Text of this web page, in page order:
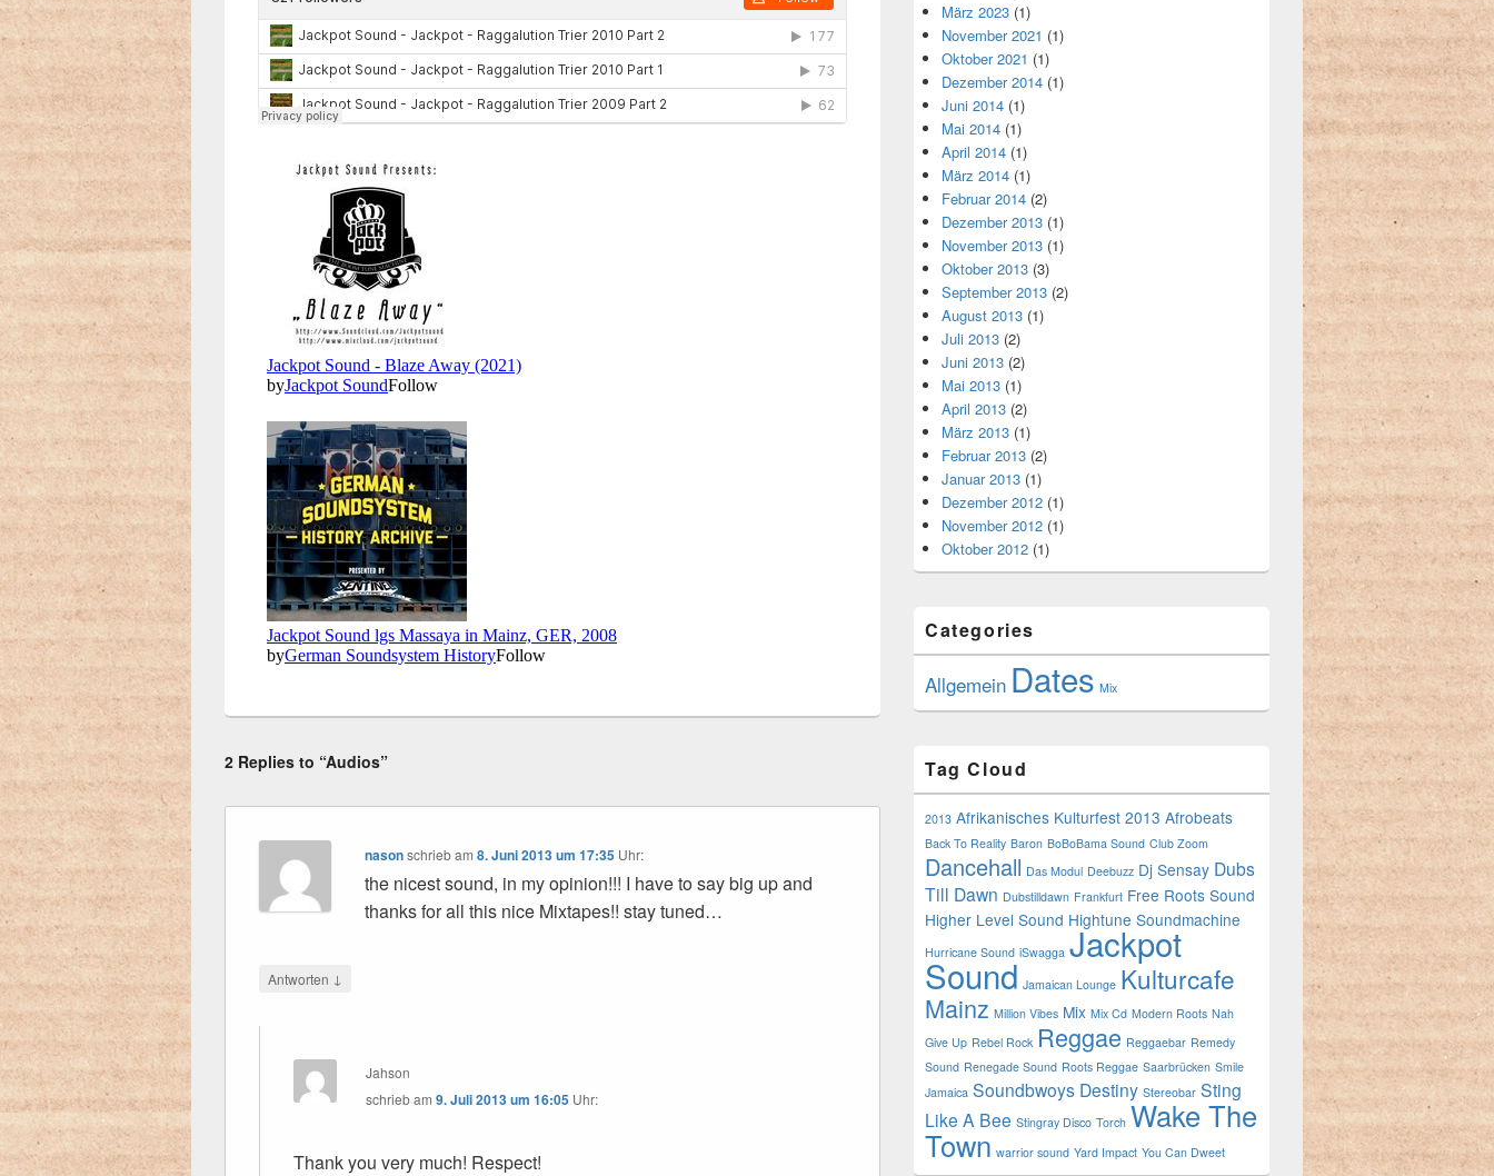
2 Replies to “Audios”
nasonschriebam8. Juni 2013 um 17:35 Uhr:
the nicest sound, in my opinion!!! I have to say big up and
thanks for all this nice Mixtapes!! stay tuned…
Antworten ↓
Jahson
schriebam9. Juli 2013 um 16:05 Uhr:
Thank you very much! Respect!
März 2023 (1)
November 2021 (1)
Oktober 2021 (1)
Dezember 2014 (1)
Juni 2014 (1)
Mai 2014 (1)
April 2014 (1)
März 2014 (1)
Februar 2014 (2)
Dezember 2013 (1)
November 2013 (1)
Oktober 2013 (3)
September 2013 (2)
August 2013 (1)
Juli 2013 (2)
Juni 2013 (2)
Mai 2013 (1)
April 2013 (2)
März 2013 (1)
Februar 2013 (2)
Januar 2013 (1)
Dezember 2012 (1)
November 2012 (1)
Oktober 2012 (1)
Categories
Allgemein Dates Mix
Tag Cloud
2013 Afrikanisches Kulturfest 2013 Afrobeats
Back To Reality Baron BoBoBama Sound Club Zoom
Dancehall Das Modul Deebuzz Dj Sensay Dubs
Till Dawn Dubstilldawn Frankfurt Free Roots Sound
Higher Level Sound Hightune Soundmachine
Hurricane Sound iSwagga Jackpot
Sound Jamaican Lounge Kulturcafe
Mainz Million Vibes Mix Mix Cd Modern Roots Nah
Give Up Rebel Rock Reggae Reggaebar Remedy
Sound Renegade Sound Roots Reggae Saarbrücken Smile
Jamaica Soundbwoys Destiny Stereobar Sting
Like A Bee Stingray Disco Torch Wake The
Town warrior sound Yard Impact You Can Dweet